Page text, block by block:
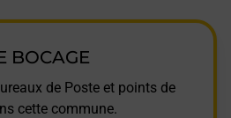
BOCAGE
de Poste et points de
cette commune.